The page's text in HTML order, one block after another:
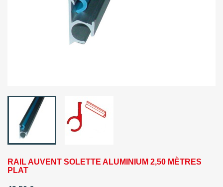
RAIL AUVENT SOLETTE ALUMINIUM 2,50 MÈTRES
PLAT